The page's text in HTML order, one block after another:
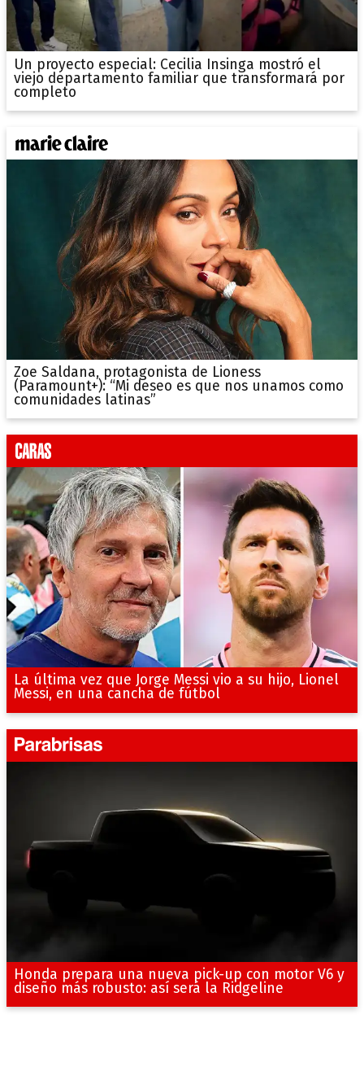
Un proyecto especial: Cecilia Insinga mostró el
viejo departamento familiar que transformará por
completo
Zoe Saldana, protagonista de Lioness
(Paramount+): “Mi deseo es que nos unamos como
comunidades latinas”
La última vez que Jorge Messi vio a su hijo, Lionel
Messi, en una cancha de fútbol
Honda prepara una nueva pick-up con motor V6 y
diseño más robusto: así será la Ridgeline